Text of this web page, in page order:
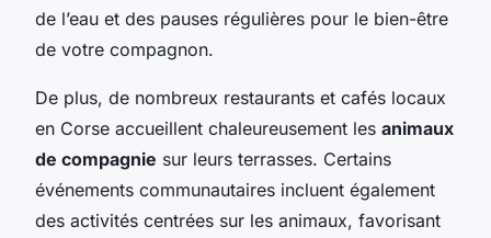
de l’eau et des pauses régulières pour le bien-être
de votre compagnon.
De plus, de nombreux restaurants et cafés locaux
en Corse accueillent chaleureusement les animaux
de compagnie sur leurs terrasses. Certains
événements communautaires incluent également
des activités centrées sur les animaux, favorisant